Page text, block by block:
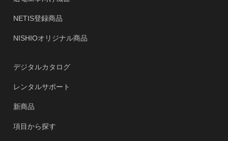
NETIS登録商品
NISHIOオリジナル商品
デジタルカタログ
レンタルサポート
新商品
項目から探す